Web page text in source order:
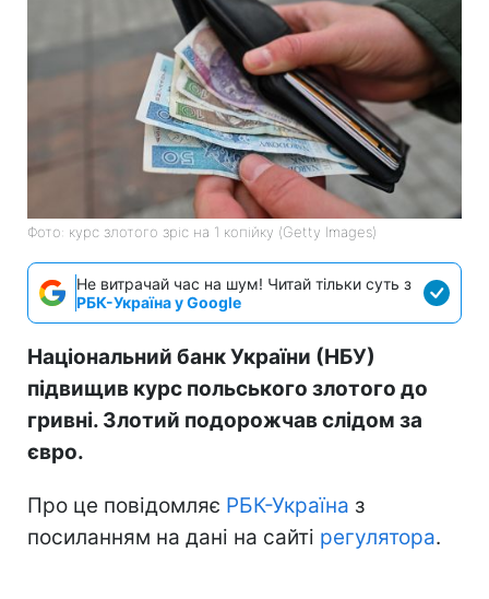
Фото: курс злотого зріс на 1 копійку (Getty Images)
Не витрачай час на шум! Читай тільки суть з
РБК-Україна у Google
Національний банк України (НБУ)
підвищив курс польського злотого до
гривні. Злотий подорожчав слідом за
євро.
Про це повідомляє РБК-Україна з
посиланням на дані на сайті регулятора.